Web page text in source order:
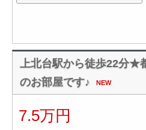
上北台駅から徒歩22分★
のお部屋です♪
NEW
7.5万円